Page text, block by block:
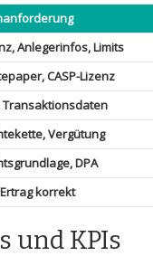
Anlegerinfos, Limits
CASP-Lizenz
Transaktionsdaten
Vergütung
‌DPA
korrekt
⁢und KPIs